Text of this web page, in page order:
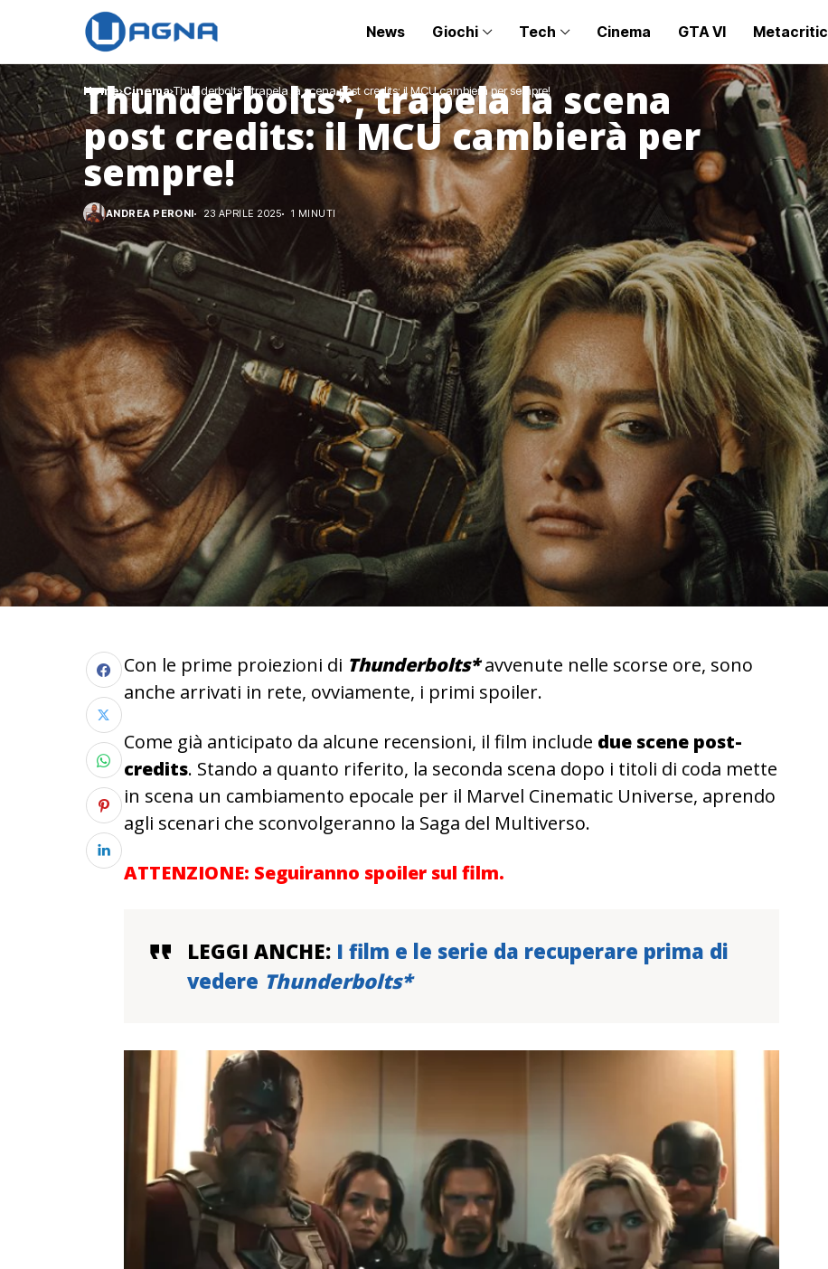
News Giochi Tech Cinema GTA VI Metacritic
Home Cinema Thunderbolts*, trapela la scena post credits: il MCU cambierà per sempre!
Thunderbolts*, trapela la scena
post credits: il MCU cambierà per
sempre!
ANDREA PERONI 23 APRILE 2025 1 MINUTI
Con le prime proiezioni di Thunderbolts*avvenute nelle scorse ore, sono
anche arrivati in rete, ovviamente, i primi spoiler.
Come già anticipato da alcune recensioni, il film include due scene post-
credits. Stando a quanto riferito, la seconda scena dopo i titoli di coda mette
in scena un cambiamento epocale per il Marvel Cinematic Universe, aprendo
agli scenari che sconvolgeranno la Saga del Multiverso.
ATTENZIONE: Seguiranno spoiler sul film.
LEGGI ANCHE: I film e le serie da recuperare prima di
vedere Thunderbolts*